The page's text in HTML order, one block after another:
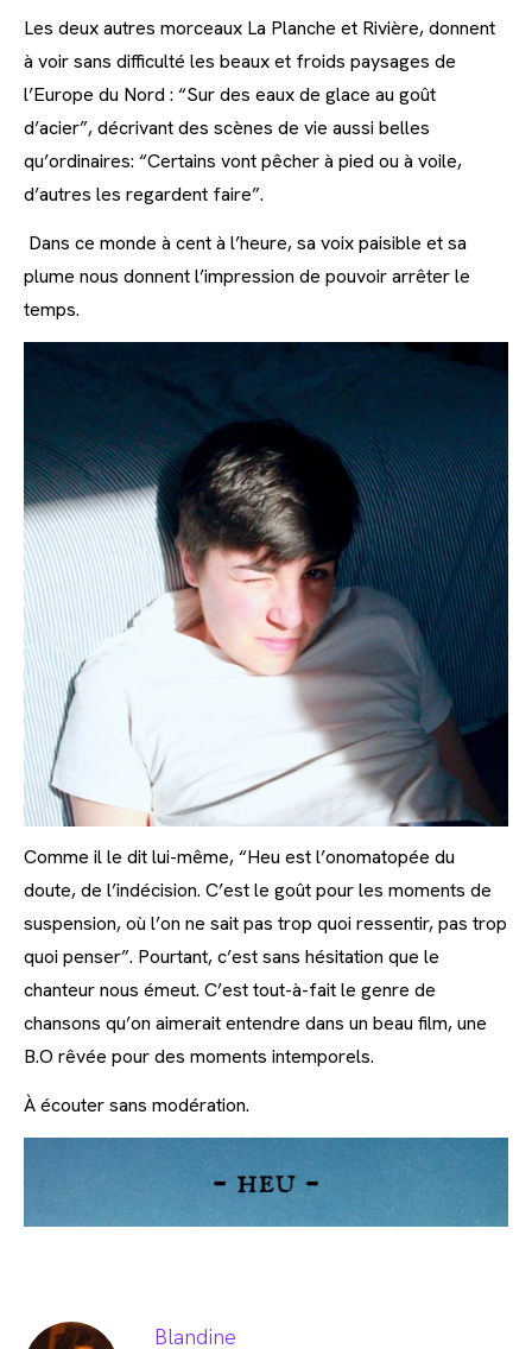
Les deux autres morceaux La Planche et Rivière, donnent
à voir sans difficulté les beaux et froids paysages de
l’Europe du Nord : “Sur des eaux de glace au goût
d’acier”, décrivant des scènes de vie aussi belles
qu’ordinaires: “Certains vont pêcher à pied ou à voile,
d’autres les regardent faire”.
Dans ce monde à cent à l’heure, sa voix paisible et sa
plume nous donnent l’impression de pouvoir arrêter le
temps.
Comme il le dit lui-même, “Heu est l’onomatopée du
doute, de l’indécision. C’est le goût pour les moments de
suspension, où l’on ne sait pas trop quoi ressentir, pas trop
quoi penser”. Pourtant, c’est sans hésitation que le
chanteur nous émeut. C’est tout-à-fait le genre de
chansons qu’on aimerait entendre dans un beau film, une
B.O rêvée pour des moments intemporels.
À écouter sans modération.
Blandine